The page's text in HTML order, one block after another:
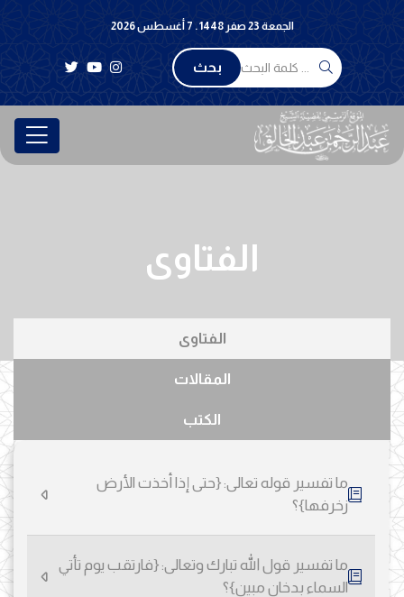
الجمعة 23 صفر 1448 . 7 أغسطس 2026
بحث
الفتاوى
الفتاوى
المقالات
الكتب
ما تفسير قوله تعالى: {حتى إذا أخذت الأرض
زخرفها}؟
ما تفسير قول الله تبارك وتعالى: {فارتقب يوم تأتي
السماء بدخان مبين}؟